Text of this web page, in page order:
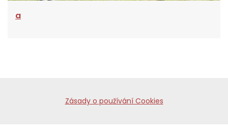
a
Zásady o používání Cookies